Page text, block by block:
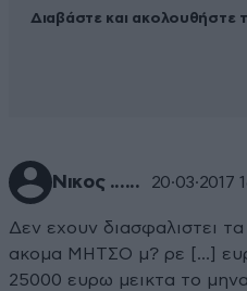
Διαβάστε και ακολουθήστε
Νικος ...... 20·03·2017
Δεν εχουν διασφαλιστει τα
ακομα ΜΗΤΣΟ μ? ρε [...]
25000 ευρω μεικτα το